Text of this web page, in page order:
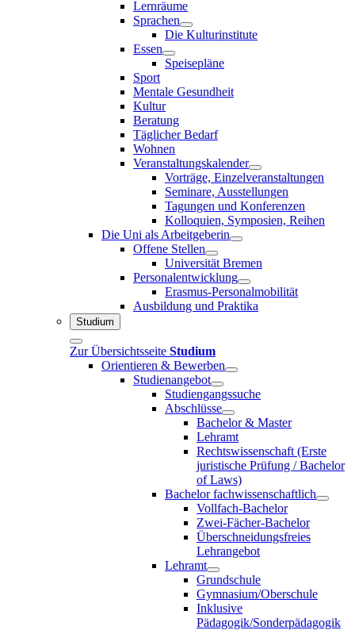
Lernräume
Sprachen
Die Kulturinstitute
Essen
Speisepläne
Sport
Mentale Gesundheit
Kultur
Beratung
Täglicher Bedarf
Wohnen
Veranstaltungskalender
Vorträge, Einzelveranstaltungen
Seminare, Ausstellungen
Tagungen und Konferenzen
Kolloquien, Symposien, Reihen
Die Uni als Arbeitgeberin
Offene Stellen
Universität Bremen
Personalentwicklung
Erasmus-Personalmobilität
Ausbildung und Praktika
Studium
Zur Übersichtsseite Studium
Orientieren & Bewerben
Studienangebot
Studiengangssuche
Abschlüsse
Bachelor & Master
Lehramt
Rechtswissenschaft (Erste
juristische Prüfung / Bachelor
of Laws)
Bachelor fachwissenschaftlich
Vollfach-Bachelor
Zwei-Fächer-Bachelor
Überschneidungsfreies
Lehrangebot
Lehramt
Grundschule
Gymnasium/Oberschule
Inklusive
Pädagogik/Sonderpädagogik